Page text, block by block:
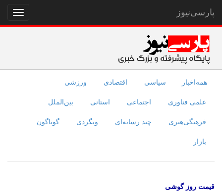
نمایش
منو
پارسی‌نیوز
همه‌اخبار سیاسی اقتصادی ورزشی
علمی فناوری اجتماعی استانی بین‌الملل
فرهنگی‌هنری چند رسانه‌ای وبگردی گوناگون
بازار
قیمت روز گوشی